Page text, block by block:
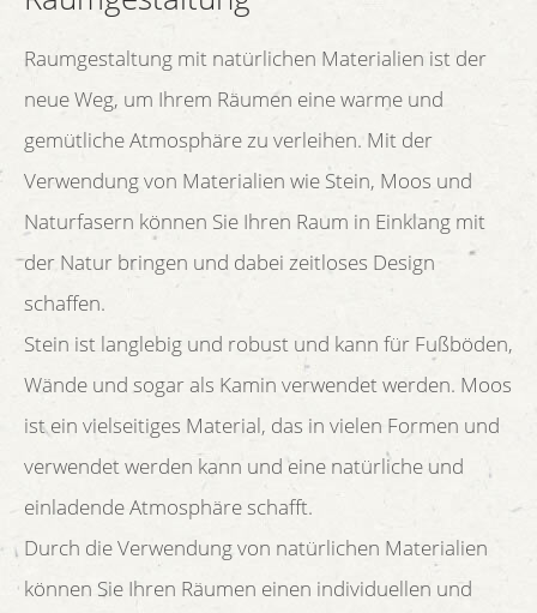
Raumgestaltung mit natürlichen Materialien ist der
neue Weg, um Ihrem Räumen eine warme und
gemütliche Atmosphäre zu verleihen. Mit der
Verwendung von Materialien wie Stein, Moos und
Naturfasern können Sie Ihren Raum in Einklang mit
der Natur bringen und dabei zeitloses Design
schaffen.
Stein ist langlebig und robust und kann für Fußböden,
Wände und sogar als Kamin verwendet werden. Moos
ist ein vielseitiges Material, das in vielen Formen und
verwendet werden kann und eine natürliche und
einladende Atmosphäre schafft.
Durch die Verwendung von natürlichen Materialien
können Sie Ihren Räumen einen individuellen und